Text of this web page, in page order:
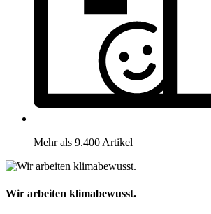
Mehr als 9.400 Artikel
Wir arbeiten klimabewusst.